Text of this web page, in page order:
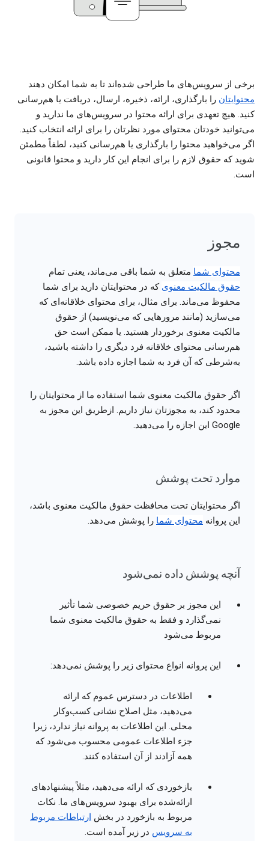
برخی از سرویس‌های ما طراحی شده‌اند تا به شما امکان دهند
محتوایتان را بارگذاری، ارائه، ذخیره، ارسال، دریافت یا هم‌رسانی
کنید. هیچ تعهدی برای ارائه محتوا در سرویس‌های ما ندارید و
می‌توانید خودتان محتوای مورد نظرتان را برای ارائه انتخاب کنید.
اگر می‌خواهید محتوا را بارگذاری یا هم‌رسانی کنید، لطفاً مطمئن
شوید که حقوق لازم را برای انجام این کار دارید و محتوا قانونی
است.
مجوز
محتوای شما متعلق به شما باقی می‌ماند، یعنی تمام
حقوق مالکیت معنوی که در محتوایتان دارید برای شما
محفوظ می‌ماند. برای مثال، برای محتوای خلاقانه‌ای که
می‌سازید (مانند مرورهایی که می‌نویسید) از حقوق
مالکیت معنوی برخوردار هستید. یا ممکن است حق
هم‌رسانی محتوای خلاقانه فرد دیگری را داشته باشید،
به‌شرطی که آن فرد به شما اجازه داده باشد.
اگر حقوق مالکیت معنوی شما استفاده ما از محتوایتان را
محدود کند، به مجوزتان نیاز داریم. ازطریق این مجوز به
Google این اجازه را می‌دهید.
موارد تحت پوشش
اگر محتوایتان تحت محافظت حقوق مالکیت معنوی باشد،
این پروانه محتوای شما را پوشش می‌دهد.
آنچه پوشش داده نمی‌شود
این مجوز بر حقوق حریم خصوصی شما تأثیر
نمی‌گذارد و فقط به حقوق مالکیت معنوی شما
مربوط می‌شود
این پروانه انواع محتوای زیر را پوشش نمی‌دهد:
اطلاعات در دسترس عموم که ارائه
می‌دهید، مثل اصلاح نشانی کسب‌وکار
محلی. این اطلاعات به پروانه نیاز ندارد، زیرا
جزء اطلاعات عمومی محسوب می‌شود که
همه آزادند از آن استفاده کنند.
بازخوردی که ارائه می‌دهید، مثلاً پیشنهادهای
ارائه‌شده برای بهبود سرویس‌های ما. نکات
مربوط به بازخورد در بخش ارتباطات مربوط
به سرویس در زیر آمده است.